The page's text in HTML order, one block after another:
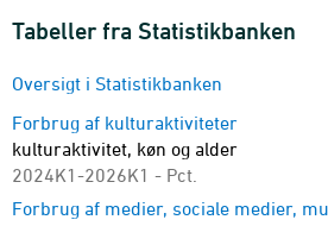
Tabeller fra Statistikbanken
Oversigt i Statistikbanken
Forbrug af kulturaktiviteter
kulturaktivitet, køn og alder
2024K1-2026K1 - Pct.
Forbrug af medier, sociale medier,